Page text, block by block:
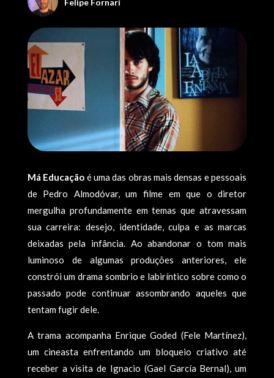
Felipe Fornari
Má Educação é uma das obras mais densas e pessoais
de Pedro Almodóvar, um filme em que o diretor
mergulha profundamente em temas que atravessam
sua carreira: desejo, identidade, culpa e as marcas
deixadas pela infância. Ao abandonar o tom mais
luminoso de algumas produções anteriores, ele
constrói um drama sombrio e labiríntico sobre como o
passado pode continuar assombrando aqueles que
tentam fugir dele.
A trama acompanha Enrique Goded (Fele Martínez),
um cineasta enfrentando um bloqueio criativo até
receber a visita de Ignacio (Gael García Bernal), um